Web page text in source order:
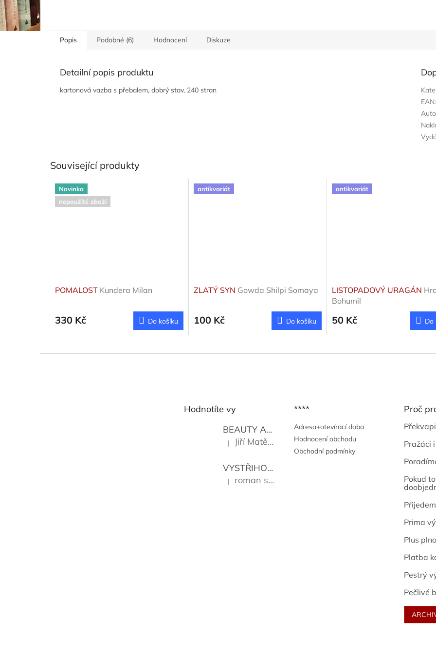
Popis Podobné (6) Hodnocení Diskuze
Detailní popis produktu
kartonová vazba s přebalem, dobrý stav, 240 stran
EAN:
Související produkty
Novinka
nepoužité zboží
POMALOST Kundera Milan
330 Kč Do košíku
antikvariát
ZLATÝ SYN Gowda Shilpi Somaya
100 Kč Do košíku
antikvariát
LISTOPADOVÝ URAGÁN
Bohumil
50 Kč Do
Hodnotíte vy
BEAUTY AND THE BEAT
Go Go's
Hodnocení produktu je 5 z 5 hvězdiček.
| Jiří Matějů
VYSTŘIHOVÁNKY - PRAŽSKÉ PAMÁTKY Kropáček
Hodnocení produktu je 5 z 5 hvězdiček.
| roman sekanina
****
Adresa+otevírací doba
Hodnocení obchodu
Obchodní podmínky
Proč
Pražáci
Pokud
Prima
Plus
Platba
Pestrý
Pečlivé